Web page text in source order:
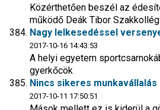
Közérthetően beszél az
működő Deák Tibor
Nagy lelkesedéssel
2017-10-16 14:43:53
A helyi egyetem
gyerkőcök
Nincs sikeres
2017-10-11 17:50:51